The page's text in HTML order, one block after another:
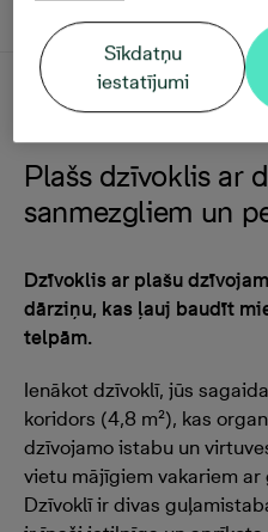
Apraksts
Plašs dzīvoklis ar
sanmezgliem un
Dzīvoklis ar plašu
dārziņu, kas ļauj baudīt
telpām.
Ienākot dzīvoklī, jūs
koridors (4,8 m²), kas
dzīvojamo istabu un
vietu mājīgiem vakariem
Dzīvoklī ir divas
Sīkdatņu
iestatījumi